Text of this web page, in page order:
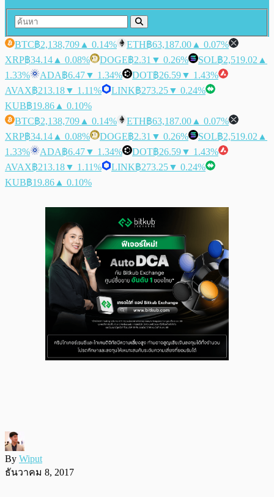
BTC฿2,138,709 ▲ 0.14% ETH฿63,187.00 ▲ 0.07%
XRP฿34.14 ▲ 0.08% DOGE฿2.31 ▼ 0.26% SOL฿2,519.02 ▲
1.33%
ADA฿6.47▼ 1.34% DOT฿26.59▼ 1.43%
AVAX฿213.18▼ 1.11% LINK฿273.25▼ 0.24%
KUB฿19.86 ▲ 0.10%
BTC฿2,138,709 ▲ 0.14% ETH฿63,187.00 ▲ 0.07%
XRP฿34.14 ▲ 0.08% DOGE฿2.31 ▼ 0.26% SOL฿2,519.02 ▲
1.33%
ADA฿6.47▼ 1.34% DOT฿26.59▼ 1.43%
AVAX฿213.18▼ 1.11% LINK฿273.25▼ 0.24%
KUB฿19.86 ▲ 0.10%
By Wiput
ธันวาคม 8, 2017